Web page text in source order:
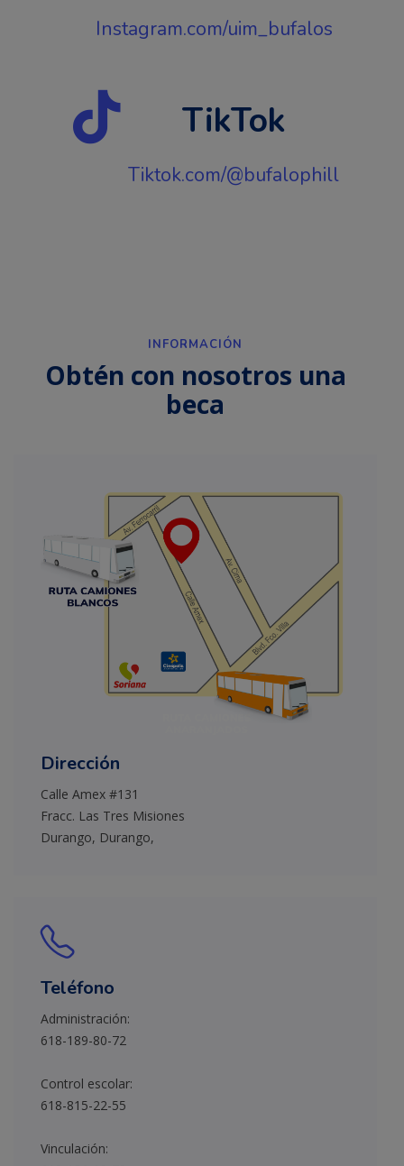
Instagram.com/uim_bufalos
TikTok
Tiktok.com/@bufalophill
INFORMACIÓN
Obtén con nosotros una
beca
Dirección
Calle Amex #131
Fracc. Las Tres Misiones
Durango, Durango,
Teléfono
Administración:
618-189-80-72
Control escolar:
618-815-22-55
Vinculación: